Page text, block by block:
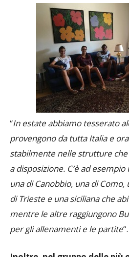
In estate abbiamo tesserato
provengono da tutta Italia e ora
a disposizione. C’è ad esempio
mentre le altre raggiungono
per gli allenamenti e le partite